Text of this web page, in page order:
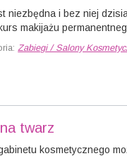
niezbędna i bez niej
makijażu
Zabiegi / Salony
twarz
kosmetycznego